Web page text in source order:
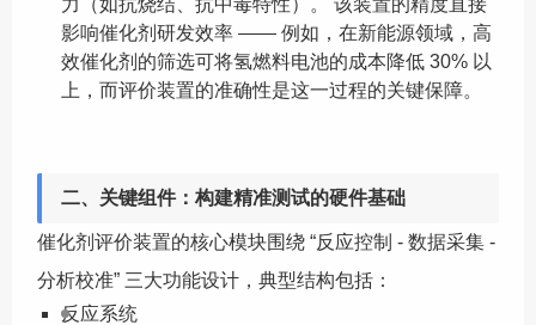
影响催化剂研发效率 —— 例如，在新能源领域，高
效催化剂的筛选可将氢燃料电池的成本降低 30% 以
上，而评价装置的准确性是这一过程的关键保障。
二、关键组件：构建精准测试的硬件基础
催化剂评价装置的核心模块围绕 “反应控制 - 数据采集 -
分析校准” 三大功能设计，典型结构包括：
反应系统